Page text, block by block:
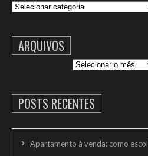
Categorias
ARQUIVOS
POSTS RECENTES
Apartamento à venda: como